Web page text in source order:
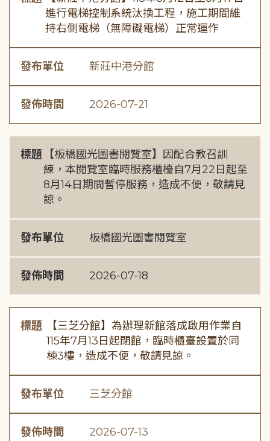
進行電梯控制系統汰換工程，施工期間維
持右側電梯（無障礙電梯）正常運作
發布單位 新莊中港分館
發佈時間 2026-07-21
標題
【板橋國光圖書閱覽室】因配合教召訓
練，本閱覽室臨時服務櫃檯自7月22日起至
8月14日期間暫停服務，造成不便，敬請見
諒。
發布單位 板橋國光圖書閱覽室
發佈時間 2026-07-18
標題
【三芝分館】為辦理新館落成啟用作業自
115年7月13日起閉館，臨時櫃臺設置於同
棟3樓，造成不便，敬請見諒。
發布單位 三芝分館
發佈時間 2026-07-13